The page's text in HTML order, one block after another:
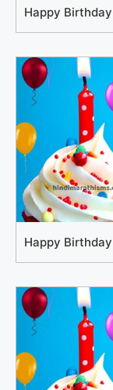
Happy
Happy